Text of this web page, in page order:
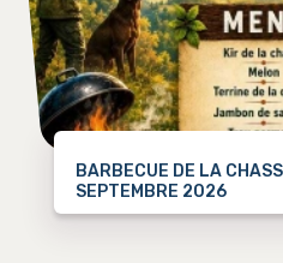
BARBECUE DE LA
SEPTEMBRE 2026